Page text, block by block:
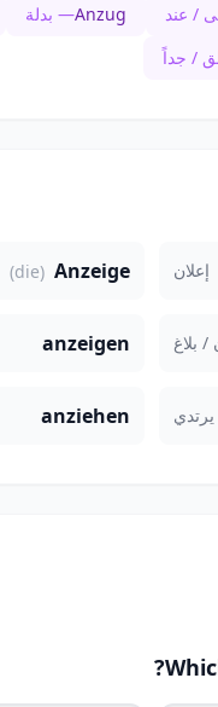
/ عند Anzug— بدلة
/ جداً
إعلان Anzeige
(die)
/ بلاغ anzeigen
يرتدي anziehen